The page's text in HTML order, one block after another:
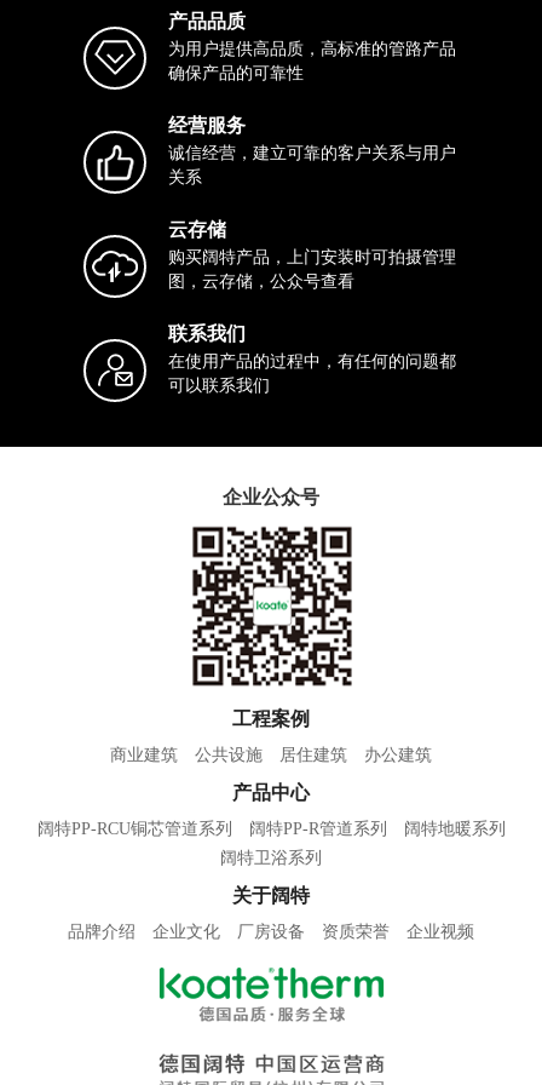
产品品质
为用户提供高品质，高标准的管路产品
确保产品的可靠性
经营服务
诚信经营，建立可靠的客户关系与用户
关系
云存储
购买阔特产品，上门安装时可拍摄管理
图，云存储，公众号查看
联系我们
在使用产品的过程中，有任何的问题都
可以联系我们
关于阔特
品牌介绍 企业文化 厂房设备 资质荣誉 企业视频
产品中心
阔特PP-RCU铜芯管道系列 阔特PP-R管道系列
阔特地暖系列
阔特卫浴系列
工程案例
商业建筑 公共设施 居住建筑 办公建筑
企业公众号